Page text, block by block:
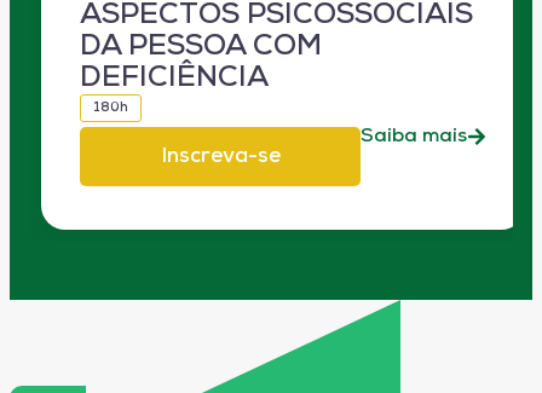
ASPECTOS PSICOSSOCIAIS
DA PESSOA COM
DEFICIÊNCIA
180h
Inscreva-se
Saiba mais